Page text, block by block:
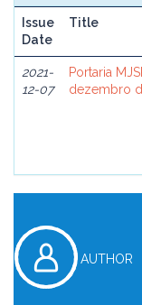
Issue
Date
Title
2021-
12-07
Portaria
dezembro
AUTHOR